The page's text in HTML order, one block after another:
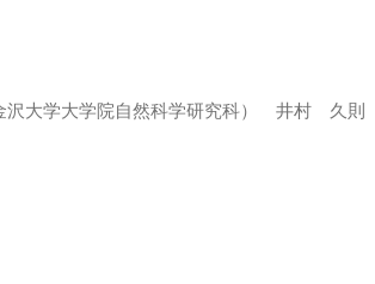
沢大学大学院自然科学研究科） 井村 久則